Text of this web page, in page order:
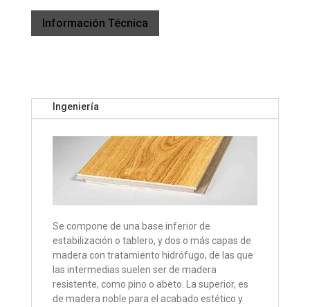
Información Técnica
Ingeniería
Se compone de una base inferior de
estabilización o tablero, y dos o más capas de
madera con tratamiento hidrófugo, de las que
las intermedias suelen ser de madera
resistente, como pino o abeto. La superior, es
de madera noble para el acabado estético y